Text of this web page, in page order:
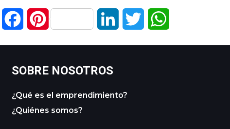
FacebookPinterest LinkedIn Twitter
SOBRE NOSOTROS
¿Qué es el emprendimiento?
¿Quiénes somos?